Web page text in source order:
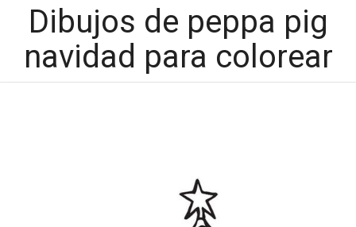
Dibujos de peppa pig
navidad para colorear